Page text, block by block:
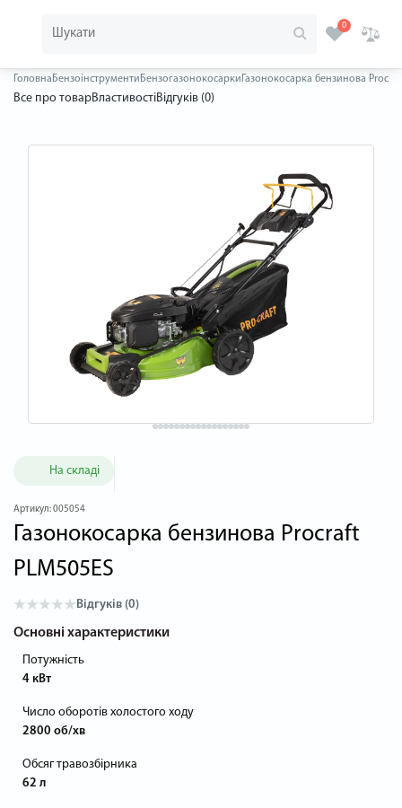
0
Головна Бензоінструменти Бензогазонокосарки Газонокосарка бензинова
Все про товарВластивостіВідгуків (0)
На складі
Артикул:005054
Газонокосарка бензинова Procraft
PLM505ES
Відгуків (0)
Основні характеристики
Потужність
4 кВт
Число оборотів холостого ходу
2800 об/хв
Обсяг травозбірника
62 л